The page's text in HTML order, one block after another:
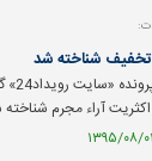
آراء مجرم